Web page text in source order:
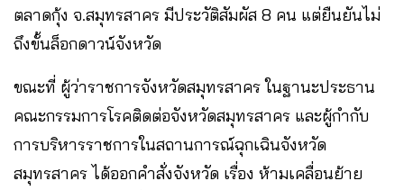
ตลาดกุ้ง จ.สมุทรสาคร มีประวัติสัมผัส 8 คน แต่ยืนยันไม่
ถึงขั้นล็อกดาวน์จังหวัด​
ขณะที่ ผู้ว่าราชการจังหวัดสมุทรสาคร ในฐานะประธาน
คณะกรรมการโรคติดต่อจังหวัดสมุทรสาคร และผู้กํากับ
การบริหารราชการในสถานการณ์ฉุกเฉินจังหวัด
สมุทรสาคร ได้ออกคำสั่งจังหวัด เรื่อง ห้ามเคลื่อนย้าย